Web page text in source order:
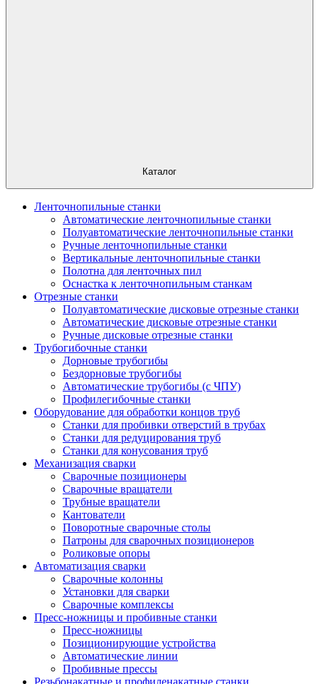
Каталог
Ленточнопильные станки
Автоматические ленточнопильные станки
Полуавтоматические ленточнопильные станки
Ручные ленточнопильные станки
Вертикальные ленточнопильные станки
Полотна для ленточных пил
Оснастка к ленточнопильным станкам
Отрезные станки
Полуавтоматические дисковые отрезные станки
Автоматические дисковые отрезные станки
Ручные дисковые отрезные станки
Трубогибочные станки
Дорновые трубогибы
Бездорновые трубогибы
Автоматические трубогибы (с ЧПУ)
Профилегибочные станки
Оборудование для обработки концов труб
Станки для пробивки отверстий в трубах
Станки для редуцирования труб
Станки для конусования труб
Механизация сварки
Сварочные позиционеры
Сварочные вращатели
Трубные вращатели
Кантователи
Поворотные сварочные столы
Патроны для сварочных позиционеров
Роликовые опоры
Автоматизация сварки
Сварочные колонны
Установки для сварки
Сварочные комплексы
Пресс-ножницы и пробивные станки
Пресс-ножницы
Позиционирующие устройства
Автоматические линии
Пробивные прессы
Резьбонакатные и профиленакатные станки